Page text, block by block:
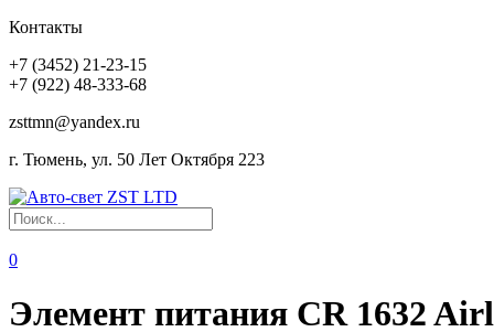
Контакты
+7 (3452) 21-23-15
+7 (922) 48-333-68
zsttmn@yandex.ru
г. Тюмень, ул. 50 Лет Октября 223
0
Элемент питания CR 1632